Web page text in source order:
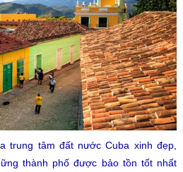
trung tâm đất nước Cuba xinh đẹp,
thành phố được bảo tồn tốt nhất